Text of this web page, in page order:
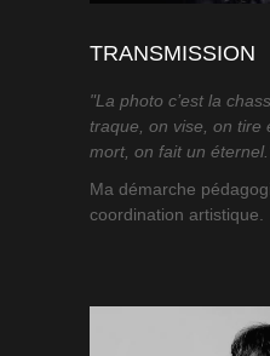
TRANSMISSION
"La photo c’est la
traque, on vise, on tire
mort, on fait un
Ma démarche
coordination artistique.